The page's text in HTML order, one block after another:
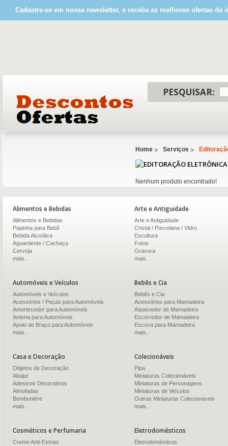
Cadastre-se em nossa newsletter, e receba as melhores ofertas da
PESQUISAR:
Home Serviços
Nenhum produto encontrado!
Alimentos e Bebidas
Alimentos e Bebidas
Papinha para Bebê
Bebida Alcoólica
Aguardente / Cachaça
Cerveja
mais..
Arte e Antiguidade
Arte e Antiguidade
Cristal / Porcelana / Vidro
Escultura
Fotos
Gravura
mais..
Automóveis e Veículos
Automóveis e Veículos
Acessórios / Peças para Automóveis
Amortecedor para Automóveis
Antena para Automóveis
Apoio de Braço para Automóveis
mais..
Bebês e Cia
Bebês e Cia
Acessórios para Mamadeira
Aquecedor de Mamadeira
Escorredor de Mamadeira
Escova para Mamadeira
mais..
Casa e Decoração
Objetos de Decoração
Abajur
Adesivos Decorativos
Almofadas
Bomboniére
mais..
Colecionáveis
Pipa
Miniaturas Colecionáveis
Miniaturas de Personagens
Miniaturas de Veículos
Outras Miniaturas Colecionáveis
mais..
Cosméticos e Perfumaria
Creme Anti-Estrias
Eletrodomésticos
Eletrodomésticos